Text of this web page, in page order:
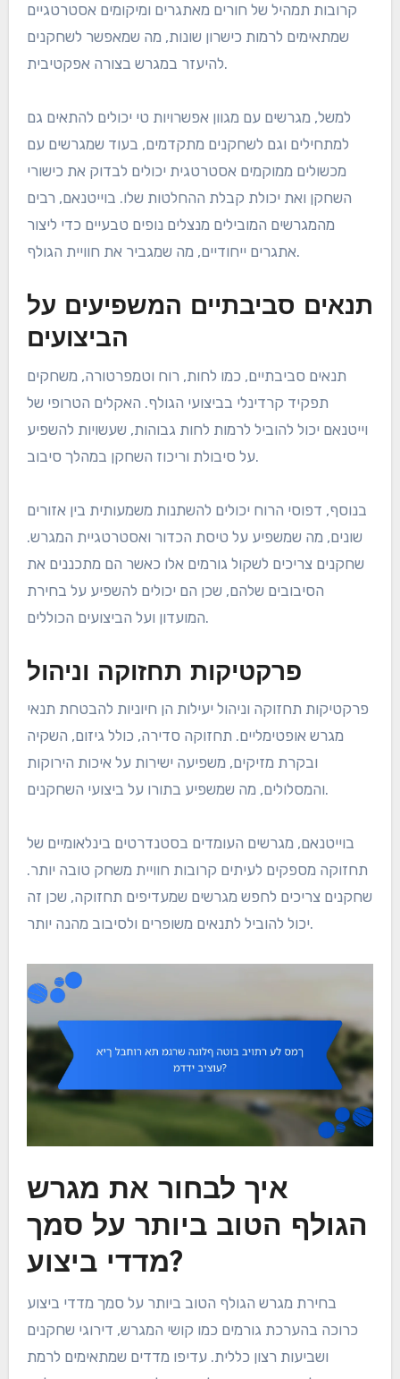
קרובות תמהיל של חורים מאתגרים ומיקומים אסטרטגיים
שמתאימים לרמות כישרון שונות, מה שמאפשר לשחקנים
להיעזר במגרש בצורה אפקטיבית.
למשל, מגרשים עם מגוון אפשרויות טי יכולים להתאים גם
למתחילים וגם לשחקנים מתקדמים, בעוד שמגרשים עם
מכשולים ממוקמים אסטרטגית יכולים לבדוק את כישורי
השחקן ואת יכולת קבלת ההחלטות שלו. בוייטנאם, רבים
מהמגרשים המובילים מנצלים נופים טבעיים כדי ליצור
אתגרים ייחודיים, מה שמגביר את חוויית הגולף.
תנאים סביבתיים המשפיעים על
הביצועים
תנאים סביבתיים, כמו לחות, רוח וטמפרטורה, משחקים
תפקיד קרדינלי בביצועי הגולף. האקלים הטרופי של
וייטנאם יכול להוביל לרמות לחות גבוהות, שעשויות להשפיע
על סיבולת וריכוז השחקן במהלך סיבוב.
בנוסף, דפוסי הרוח יכולים להשתנות משמעותית בין אזורים
שונים, מה שמשפיע על טיסת הכדור ואסטרטגיית המגרש.
שחקנים צריכים לשקול גורמים אלו כאשר הם מתכננים את
הסיבובים שלהם, שכן הם יכולים להשפיע על בחירת
המועדון ועל הביצועים הכוללים.
פרקטיקות תחזוקה וניהול
פרקטיקות תחזוקה וניהול יעילות הן חיוניות להבטחת תנאי
מגרש אופטימליים. תחזוקה סדירה, כולל גיזום, השקיה
ובקרת מזיקים, משפיעה ישירות על איכות הירוקות
והמסלולים, מה שמשפיע בתורו על ביצועי השחקנים.
בוייטנאם, מגרשים העומדים בסטנדרטים בינלאומיים של
תחזוקה מספקים לעיתים קרובות חוויית משחק טובה יותר.
שחקנים צריכים לחפש מגרשים שמעדיפים תחזוקה, שכן זה
יכול להוביל לתנאים משופרים ולסיבוב מהנה יותר.
איך לבחור את מגרש
הגולף הטוב ביותר על סמך
מדדי ביצוע?
בחירת מגרש הגולף הטוב ביותר על סמך מדדי ביצוע
כרוכה בהערכת גורמים כמו קושי המגרש, דירוגי שחקנים
ושביעות רצון כללית. עדיפו מדדים שמתאימים לרמת